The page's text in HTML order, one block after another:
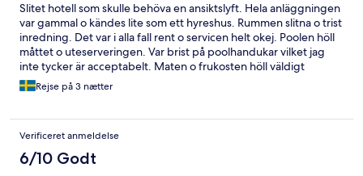
Slitet hotell som skulle behöva en ansiktslyft. Hela anläggningen
var gammal o kändes lite som ett hyreshus. Rummen slitna o trist
inredning. Det var i alla fall rent o servicen helt okej. Poolen höll
måttet o uteserveringen. Var brist på poolhandukar vilket jag
inte tycker är acceptabelt. Maten o frukosten höll väldigt
medioker standard. Anläggningen behöver mer kärlek för att
jag ska vilja tillbaka. Läget är ändå helt okej!
Rejse på 3 nætter
Verificeret anmeldelse
6/10 Godt